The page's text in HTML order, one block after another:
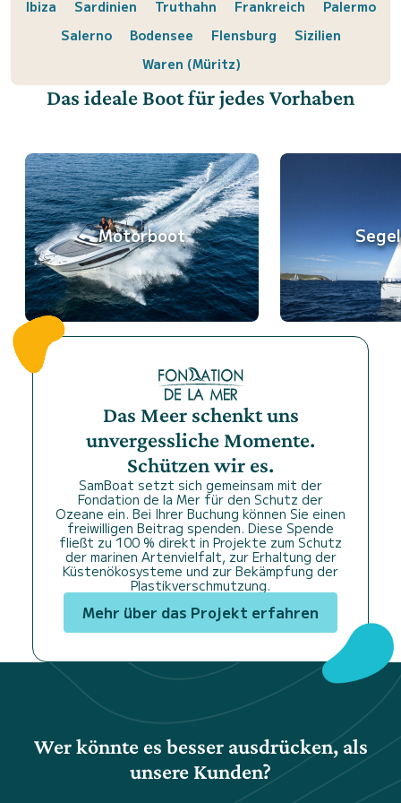
Ibiza Sardinien Truthahn Frankreich
Palermo
Salerno
Bodensee Flensburg
Sizilien
Waren (Müritz)
Das ideale Boot für jedes Vorhaben
Motorboot
Das Meer schenkt uns
unvergessliche Momente.
Schützen wir es.
SamBoat setzt sich gemeinsam mit der
Fondation de la Mer für den Schutz der
Ozeane ein. Bei Ihrer Buchung können Sie einen
freiwilligen Beitrag spenden. Diese Spende
fließt zu 100 % direkt in Projekte zum Schutz
der marinen Artenvielfalt, zur Erhaltung der
Küstenökosysteme und zur Bekämpfung der
Plastikverschmutzung.
Mehr über das Projekt erfahren
Wer könnte es besser ausdrücken, als
unsere Kunden?